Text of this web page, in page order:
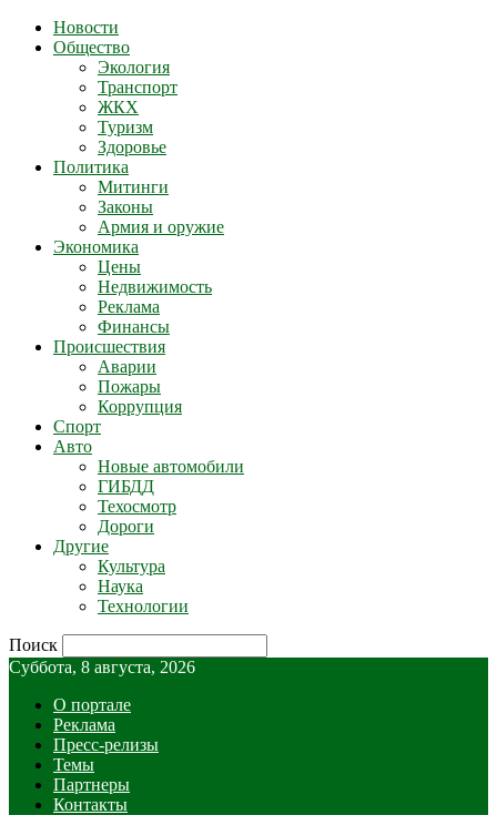
Новости
Общество
Экология
Транспорт
ЖКХ
Туризм
Здоровье
Политика
Митинги
Законы
Армия и оружие
Экономика
Цены
Недвижимость
Реклама
Финансы
Происшествия
Аварии
Пожары
Коррупция
Спорт
Авто
Новые автомобили
ГИБДД
Техосмотр
Дороги
Другие
Культура
Наука
Технологии
Поиск
Суббота, 8 августа, 2026
О портале
Реклама
Пресс-релизы
Темы
Партнеры
Контакты